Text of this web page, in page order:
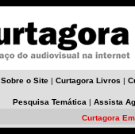
Sobre o Site | Curtagora Livros |
Pesquisa Temática | Assista
Curtagora